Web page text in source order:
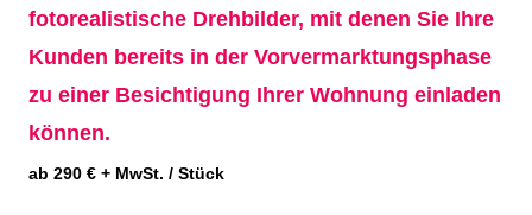
fotorealistische Drehbilder, mit denen Sie Ihre
Kunden bereits in der Vorvermarktungsphase
zu einer Besichtigung Ihrer Wohnung einladen
können.
ab 290 € + MwSt. / Stück